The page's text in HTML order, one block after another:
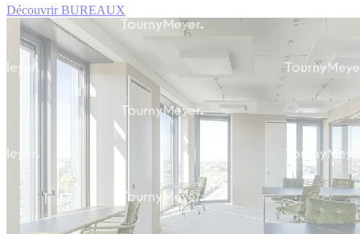
Découvrir BUREAUX